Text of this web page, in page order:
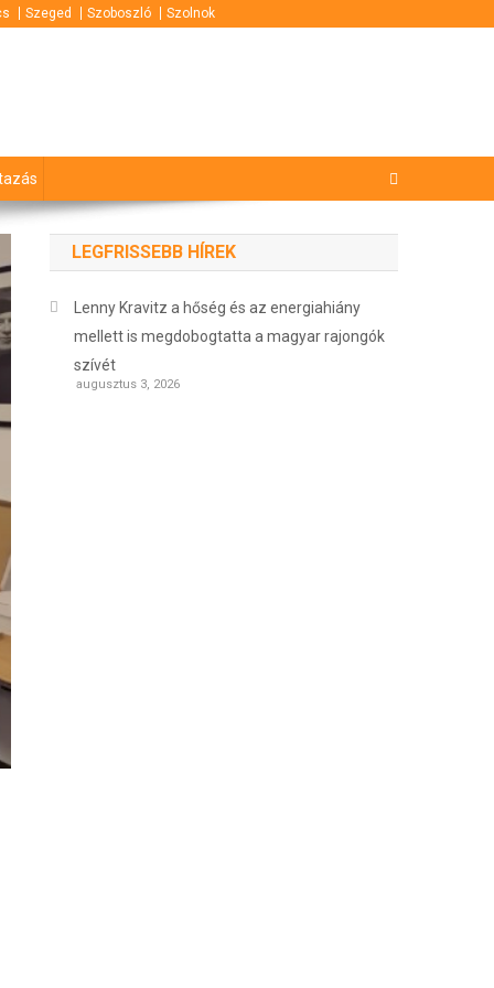
Szeged Szoboszló Szolnok
LEGFRISSEBB HÍREK
Lenny Kravitz a hőség és az energiahiány
mellett is megdobogtatta a magyar rajongók
szívét
augusztus 3, 2026